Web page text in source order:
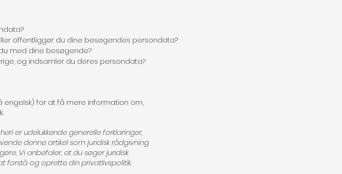
offentliggør du dine besøgendes persondata?
med dine besøgende?
og indsamler du deres persondata?
engelsk) for at få mere information om,
er udelukkende generelle forklaringer,
denne artikel som juridisk rådgivning
Vi anbefaler, at du søger juridisk
forstå og oprette din privatlivspolitik.